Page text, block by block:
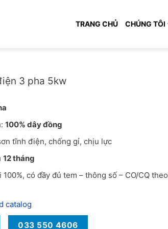
TRANG CHỦ CHÚNG TÔI
3 pha 5kw
100% dây đồng
tĩnh điện, chống gỉ, chịu lực
12 tháng
100%, có đầy đủ tem – thông số – CO/CQ theo
catalog
033 550 4606